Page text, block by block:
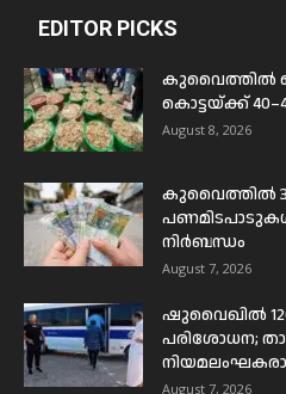
EDITOR PICKS
കുവൈത്തിൽ
കൊട്ടയ്ക്ക്
August 8, 2026
കുവൈത്തിൽ
നിർബന്ധം
August 7, 2026
ഷുവൈഖിൽ
പരിശോധന;
August 7, 2026